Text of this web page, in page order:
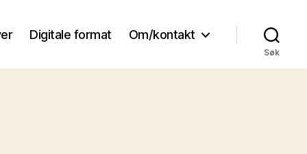
Digitale format Om/kontakt
Søk